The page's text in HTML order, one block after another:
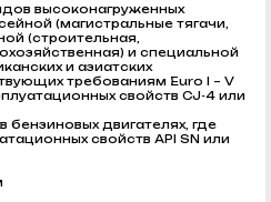
высоконагруженных
(магистральные тягачи,
(строительная,
и специальной
и азиатских
требованиям Euro I – V
свойств CJ-4 или
двигателях, где
свойств API SN или